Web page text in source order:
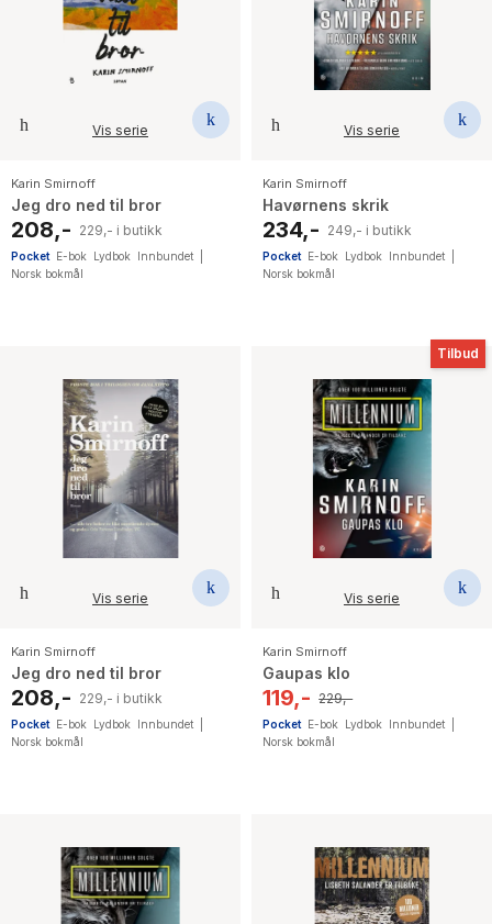
Vis serie
Karin Smirnoff
Jeg dro ned til bror
208,- 229,- i butikk
Pocket E-bok Lydbok Innbundet
Norsk bokmål
Vis serie
Karin Smirnoff
Havørnens skrik
234,- 249,- i butikk
Pocket E-bok Lydbok Innbundet
Norsk bokmål
Vis serie
Karin Smirnoff
Jeg dro ned til bror
208,- 229,- i butikk
Pocket E-bok Lydbok Innbundet
Norsk bokmål
Tilbud
Vis serie
Karin Smirnoff
Gaupas klo
119,- 229,-
Pocket E-bok Lydbok Innbundet
Norsk bokmål